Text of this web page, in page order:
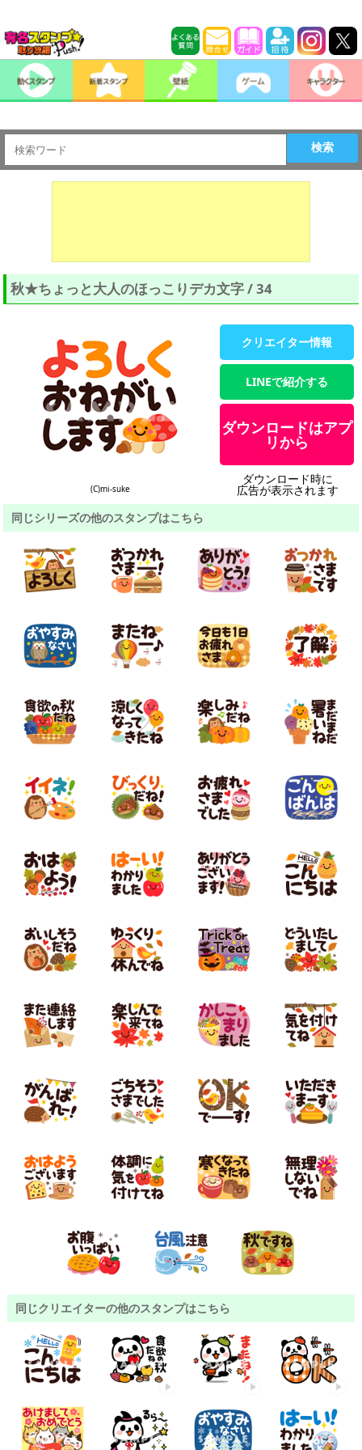
検索
秋★ちょっと大人のほっこりデカ文字 / 34
(C)mi-suke
クリエイター情報
LINEで紹介する
ダウンロードはアプ
リから
ダウンロード時に
広告が表示されます
同じシリーズの他のスタンプはこちら
同じクリエイターの他のスタンプはこちら